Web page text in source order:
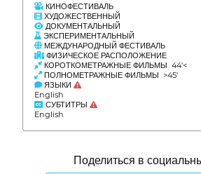
КИНОФЕСТИВАЛЬ
ХУДОЖЕСТВЕННЫЙ
ДОКУМЕНТАЛЬНЫЙ
ЭКСПЕРИМЕНТАЛЬНЫЙ
МЕЖДУНАРОДНЫЙ ФЕСТИВАЛЬ
ФИЗИЧЕСКОЕ РАСПОЛОЖЕНИЕ
КОРОТКОМЕТРАЖНЫЕ ФИЛЬМЫ 44'<
ПОЛНОМЕТРАЖНЫЕ ФИЛЬМЫ >45'
ЯЗЫКИ
English
СУБТИТРЫ
English
Поделиться в